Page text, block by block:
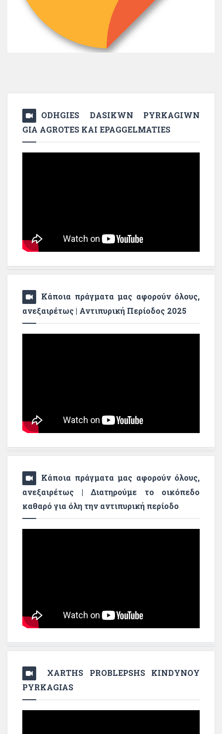
ODHGIES DASIKWN PYRKAGIWN
GIA AGROTES KAI EPAGGELMATIES
Κάποια πράγματα μας αφορούν όλους,
ανεξαιρέτως | Αντιπυρική Περίοδος 2025
Κάποια πράγματα μας αφορούν όλους,
ανεξαιρέτως | Διατηρούμε το οικόπεδο
καθαρό για όλη την αντιπυρική περίοδο
XARTHS PROBLEPSHS KINDYNOY
PYRKAGIAS